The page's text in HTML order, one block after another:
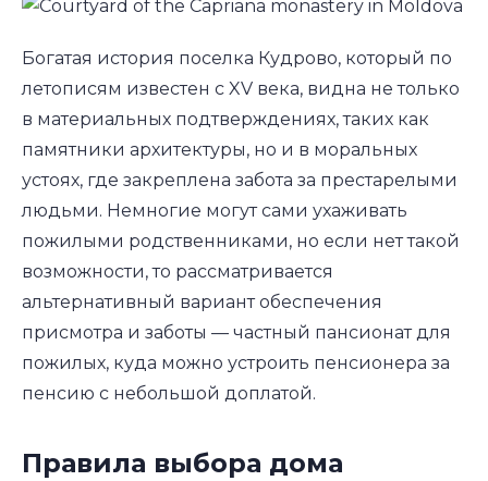
Богатая история поселка Кудрово, который по
летописям известен с XV века, видна не только
в материальных подтверждениях, таких как
памятники архитектуры, но и в моральных
устоях, где закреплена забота за престарелыми
людьми. Немногие могут сами ухаживать
пожилыми родственниками, но если нет такой
возможности, то рассматривается
альтернативный вариант обеспечения
присмотра и заботы — частный пансионат для
пожилых, куда можно устроить пенсионера за
пенсию с небольшой доплатой.
Правила выбора дома